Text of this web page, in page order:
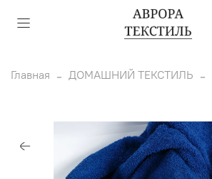
Главная ДОМАШНИЙ ТЕКСТИЛЬ